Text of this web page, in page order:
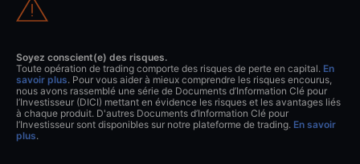
Soyez conscient(e) des risques.
Toute opération de trading comporte des risques de perte en capital. En
savoir plus. Pour vous aider à mieux comprendre les risques encourus,
nous avons rassemblé une série de Documents d’Information Clé pour
l’Investisseur (DICI) mettant en évidence les risques et les avantages liés
à chaque produit. D'autres Documents d’Information Clé pour
l’Investisseur sont disponibles sur notre plateforme de trading. En savoir
plus.